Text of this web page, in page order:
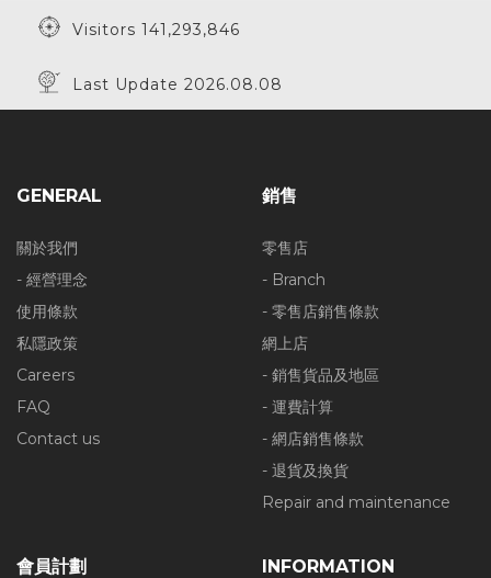
Visitors 141,293,846
Last Update 2026.08.08
GENERAL
關於我們
- 經營理念
使用條款
私隱政策
Careers
FAQ
Contact us
銷售
零售店
- Branch
- 零售店銷售條款
網上店
- 銷售貨品及地區
- 運費計算
- 網店銷售條款
- 退貨及換貨
Repair and maintenance
會員計劃 INFORMATION